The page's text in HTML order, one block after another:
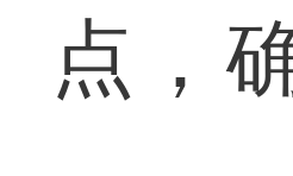
点，